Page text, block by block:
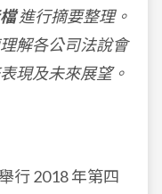
進行摘要整理。
解各公司法說會
現及未來展望。
行 2018 年第四